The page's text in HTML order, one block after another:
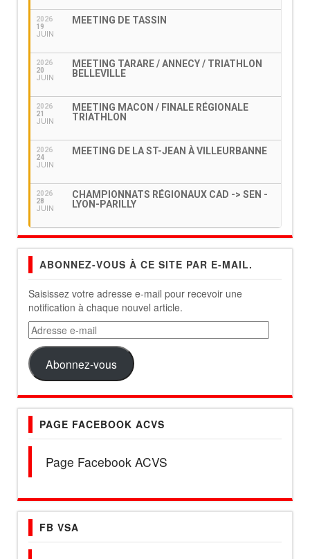
2026
19
JUIN
MEETING DE TASSIN
2026
20
JUIN
MEETING TARARE / ANNECY / TRIATHLON
BELLEVILLE
2026
21
JUIN
MEETING MACON / FINALE RÉGIONALE
TRIATHLON
2026
24
JUIN
MEETING DE LA ST-JEAN À VILLEURBANNE
2026
28
JUIN
CHAMPIONNATS RÉGIONAUX CAD -> SEN -
LYON-PARILLY
ABONNEZ-VOUS À CE SITE PAR E-MAIL.
Saisissez votre adresse e-mail pour recevoir une
notification à chaque nouvel article.
Adresse
e-
mail
Abonnez-vous
PAGE FACEBOOK ACVS
Page Facebook ACVS
FB VSA